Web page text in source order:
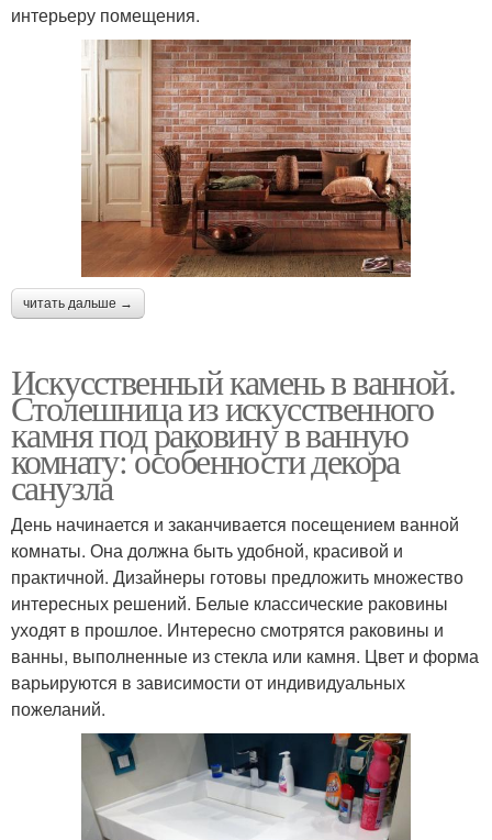
интерьеру помещения.
читать дальше →
Искусственный камень в ванной.
Столешница из искусственного
камня под раковину в ванную
комнату: особенности декора
санузла
День начинается и заканчивается посещением ванной
комнаты. Она должна быть удобной, красивой и
практичной. Дизайнеры готовы предложить множество
интересных решений. Белые классические раковины
уходят в прошлое. Интересно смотрятся раковины и
ванны, выполненные из стекла или камня. Цвет и форма
варьируются в зависимости от индивидуальных
пожеланий.